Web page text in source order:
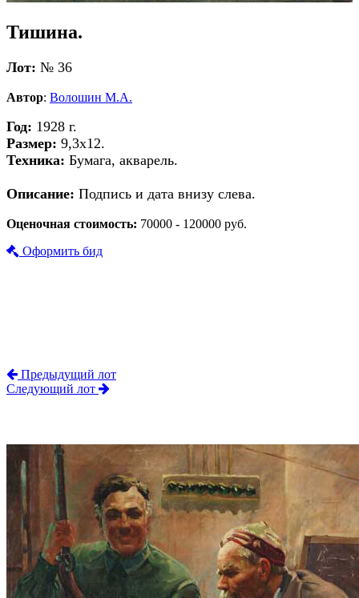
Тишина.
Лот: № 36
Автор: Волошин М.А.
Год: 1928 г.
Размер: 9,3х12.
Техника: Бумага, акварель.
Описание: Подпись и дата внизу слева.
Оценочная стоимость: 70000 - 120000 руб.
Оформить бид
Предыдущий лот
Следующий лот